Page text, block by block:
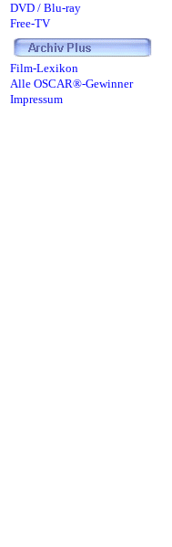
DVD / Blu-ray
Free-TV
Film-Lexikon
Alle OSCAR®-Gewinner
Impressum